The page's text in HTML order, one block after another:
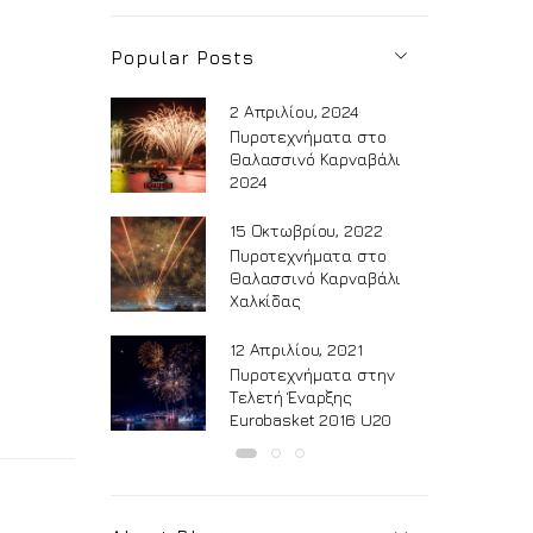
Popular Posts
2 Απριλίου, 2024
Πυροτεχνήματα στο
Θαλασσινό Καρναβάλι
2024
15 Οκτωβρίου, 2022
Πυροτεχνήματα στο
Θαλασσινό Καρναβάλι
Χαλκίδας
12 Απριλίου, 2021
Πυροτεχνήματα στην
Τελετή Έναρξης
Eurobasket 2016 U20